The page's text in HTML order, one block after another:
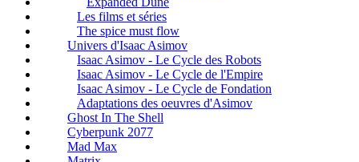
Les films et séries
The spice must flow
Univers d'Isaac Asimov
Isaac Asimov - Le Cycle des Robots
Isaac Asimov - Le Cycle de l'Empire
Isaac Asimov - Le Cycle de Fondation
Adaptations des oeuvres d'Asimov
Ghost In The Shell
Cyberpunk 2077
Mad Max